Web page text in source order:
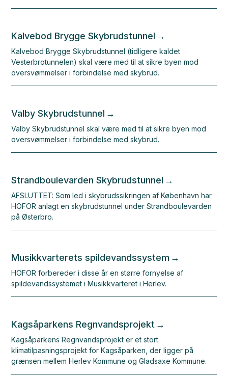
Kalvebod Brygge Skybrudstunnel
Kalvebod Brygge Skybrudstunnel (tidligere kaldet
Vesterbrotunnelen) skal være med til at sikre byen mod
oversvømmelser i forbindelse med skybrud.
Valby Skybrudstunnel
Valby Skybrudstunnel skal være med til at sikre byen mod
oversvømmelser i forbindelse med skybrud.
Strandboulevarden Skybrudstunnel
AFSLUTTET: Som led i skybrudssikringen af København har
HOFOR anlagt en skybrudstunnel under Strandboulevarden
på Østerbro.
Musikkvarterets spildevandssystem
HOFOR forbereder i disse år en større fornyelse af
spildevandssystemet i Musikkvarteret i Herlev.
Kagsåparkens Regnvandsprojekt
Kagsåparkens Regnvandsprojekt er et stort
klimatilpasningsprojekt for Kagsåparken, der ligger på
grænsen mellem Herlev Kommune og Gladsaxe Kommune.